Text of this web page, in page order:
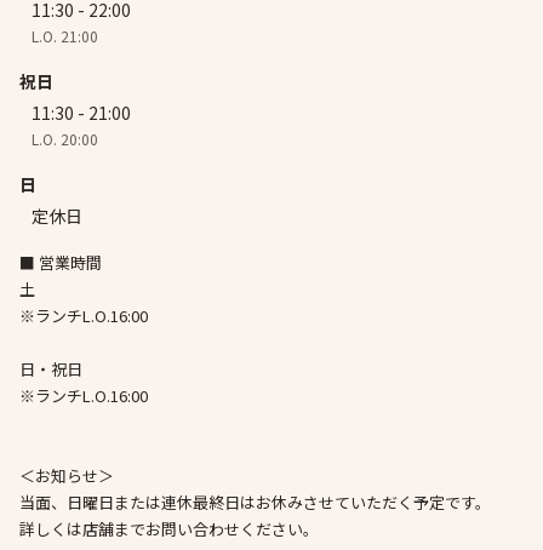
11:30 - 22:00
L.O. 21:00
祝日
11:30 - 21:00
L.O. 20:00
日
定休日
■ 営業時間
土
※ランチL.O.16:00
日・祝日
※ランチL.O.16:00
＜お知らせ＞
当面、日曜日または連休最終日はお休みさせていただく予定です。
詳しくは店舗までお問い合わせください。